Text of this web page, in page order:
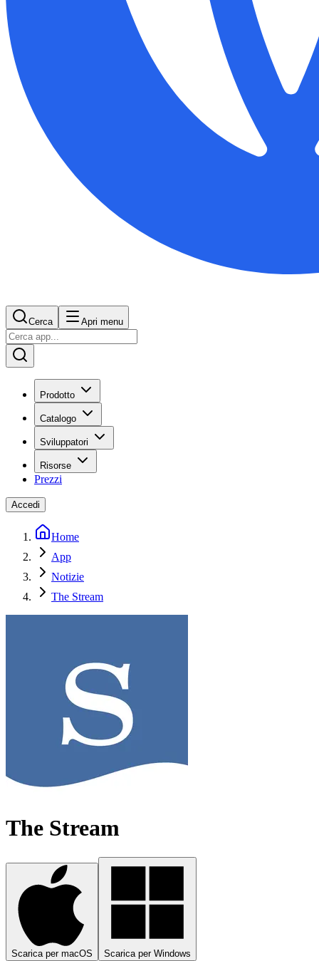
Cerca Apri menu
Prodotto
Catalogo
Sviluppatori
Risorse
Prezzi
Accedi
Home
App
Notizie
The Stream
The Stream
Scarica per macOS Scarica per Windows